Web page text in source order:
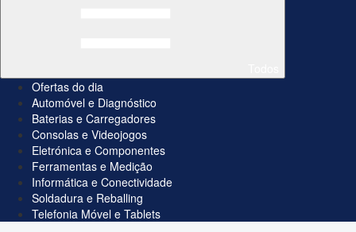
Ofertas do dia
Automóvel e Diagnóstico
Baterias e Carregadores
Consolas e Videojogos
Eletrónica e Componentes
Ferramentas e Medição
Informática e Conectividade
Soldadura e Reballing
Telefonia Móvel e Tablets